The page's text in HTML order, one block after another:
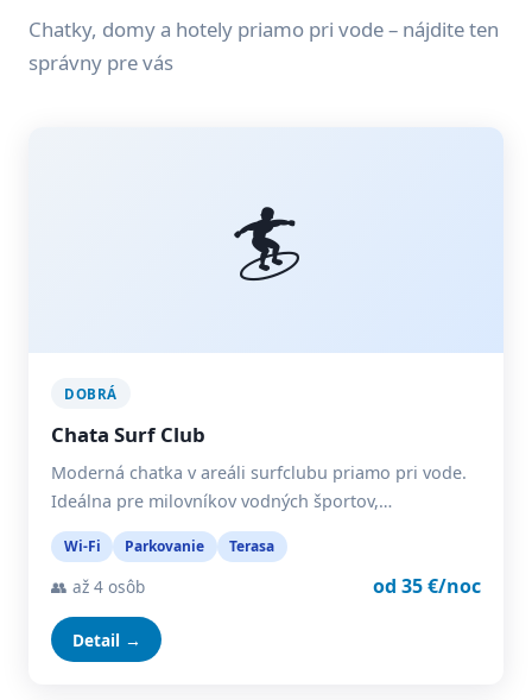
Chatky, domy a hotely priamo pri vode – nájdite ten
správny pre vás
🏄
DOBRÁ
Chata Surf Club
Moderná chatka v areáli surfclubu priamo pri vode.
Ideálna pre milovníkov vodných športov,…
Wi-Fi Parkovanie Terasa
👥 až 4 osôb od 35 €/noc
Detail →